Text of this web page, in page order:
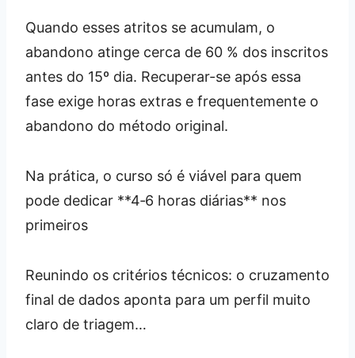
Quando esses atritos se acumulam, o
abandono atinge cerca de 60 % dos inscritos
antes do 15º dia. Recuperar-se após essa
fase exige horas extras e frequentemente o
abandono do método original.
Na prática, o curso só é viável para quem
pode dedicar **4‑6 horas diárias** nos
primeiros
Reunindo os critérios técnicos: o cruzamento
final de dados aponta para um perfil muito
claro de triagem…